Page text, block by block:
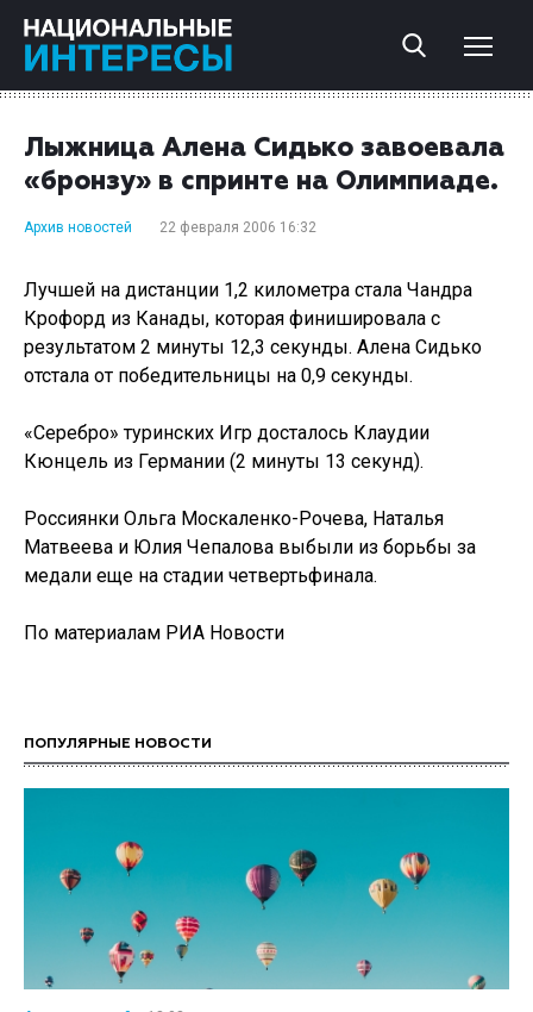
Лыжница Алена Сидько завоевала
«бронзу» в спринте на Олимпиаде.
Архив новостей 22 февраля 2006 16:32
Лучшей на дистанции 1,2 километра стала Чандра
Крофорд из Канады, которая финишировала с
результатом 2 минуты 12,3 секунды. Алена Сидько
отстала от победительницы на 0,9 секунды.
«Серебро» туринских Игр досталось Клаудии
Кюнцель из Германии (2 минуты 13 секунд).
Россиянки Ольга Москаленко-Рочева, Наталья
Матвеева и Юлия Чепалова выбыли из борьбы за
медали еще на стадии четвертьфинала.
По материалам РИА Новости
ПОПУЛЯРНЫЕ НОВОСТИ